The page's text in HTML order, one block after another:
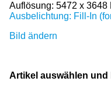
Auflösung: 5472 x 3648
Ausbelichtung: Fill-In
Bild ändern
Artikel auswählen